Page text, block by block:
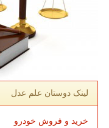
لینک دوستان علم عدل
خرید و فروش خودرو